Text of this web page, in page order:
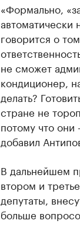
«Формально,
автоматически
говорится о
не сможет
кондиционер,
делать?
стране не
потому что они
добавил
В дальнейшем
втором и
депутаты,
больше